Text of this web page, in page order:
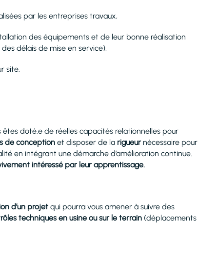
par les entreprises travaux,
des équipements et de leur bonne réalisation
délais de mise en service),
site.
êtes doté.e de réelles capacités relationnelles pour
de conception et disposer de la rigueurnécessaire pour
en intégrant une démarche d’amélioration continue.
intéressé par leur apprentissage.
d’un projet qui pourra vous amener à suivre des
techniques en usine ou sur le terrain (déplacements